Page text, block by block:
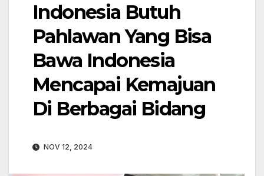
Indonesia Butuh
Pahlawan Yang Bisa
Bawa Indonesia
Mencapai Kemajuan
Di Berbagai Bidang
NOV 12, 2024